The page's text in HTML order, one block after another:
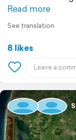
Read more
See translation
8 likes